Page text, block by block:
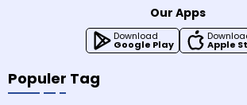
Our Apps
Download
Google Play Apple
Populer Tag